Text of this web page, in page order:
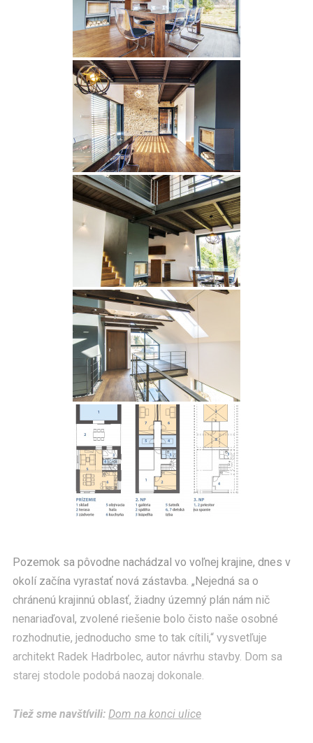
Pozemok sa pôvodne nachádzal vo voľnej krajine, dnes v
okolí začína vyrastať nová zástavba. „Nejedná sa o
chránenú krajinnú oblasť, žiadny územný plán nám nič
nenariaďoval, zvolené riešenie bolo čisto naše osobné
rozhodnutie, jednoducho sme to tak cítili,“ vysvetľuje
architekt Radek Hadrbolec, autor návrhu stavby. Dom sa
starej stodole podobá naozaj dokonale.
Tiež sme navštívili: Dom na konci ulice